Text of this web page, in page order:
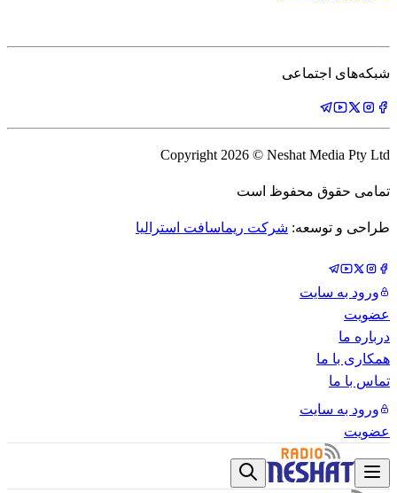
شبکه‌های اجتماعی
Copyright 2026 © Neshat Media Pty Ltd
تمامی حقوق محفوظ است
طراحی و توسعه: شرکت ریماسافت استرالیا
ورود به سایت
عضویت
درباره ما
همکاری با ما
تماس با ما
ورود به سایت
عضویت